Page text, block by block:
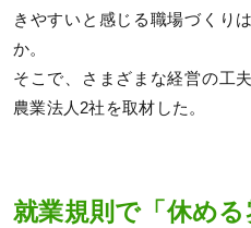
きやすいと感じる職場づくり
か。
そこで、さまざまな経営の工
農業法人2社を取材した。
就業規則で「休め